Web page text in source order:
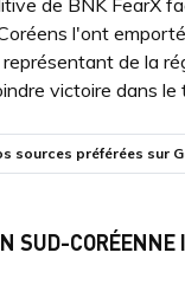
de BNK FearX
l'ont
de la
victoire dans le
sources préférées sur
SUD-CORÉENNE